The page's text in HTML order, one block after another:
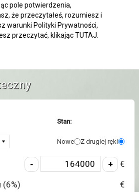
pole potwierdzenia,
że przeczytałeś, rozumiesz i
warunki Polityki Prywatności,
przeczytać, klikając TUTAJ.
Stan:
Nowe Z drugiej ręki
€
(6%) €